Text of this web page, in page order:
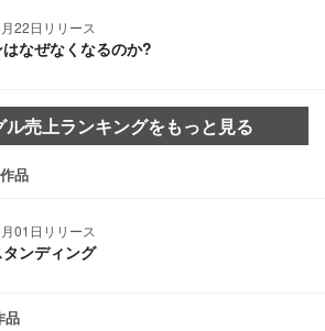
22日リリース
はなぜなくなるのか?
ル売上ランキングをもっと見る
品
01日リリース
ンディング
品